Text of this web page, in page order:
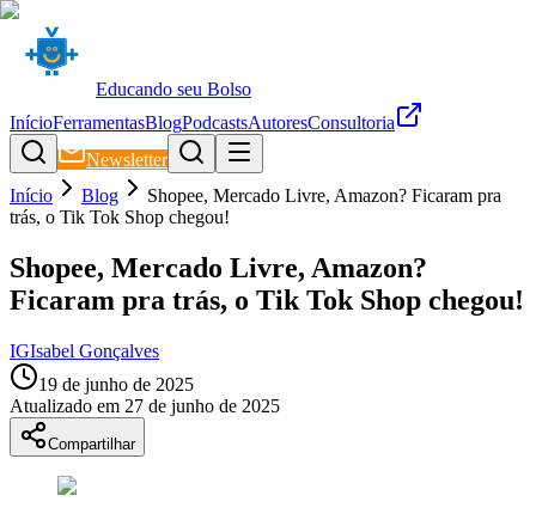
Educando seu Bolso
InícioFerramentasBlogPodcastsAutoresConsultoria
Newsletter
Início
Blog
Shopee, Mercado Livre, Amazon? Ficaram pra
trás, o Tik Tok Shop chegou!
Shopee, Mercado Livre, Amazon?
Ficaram pra trás, o Tik Tok Shop chegou!
IGIsabel Gonçalves
19 de junho de 2025
Atualizado em 27 de junho de 2025
Compartilhar